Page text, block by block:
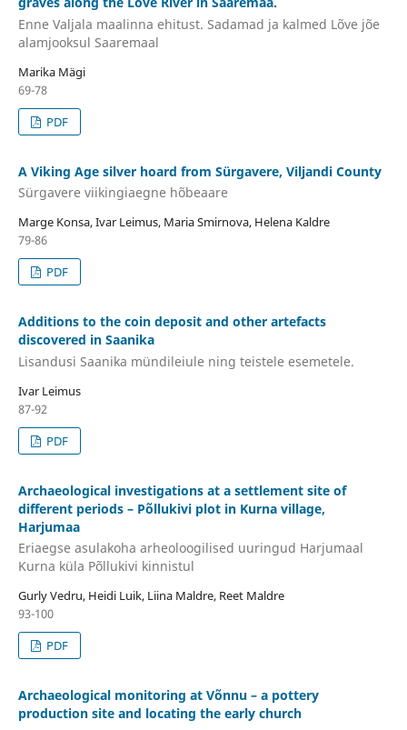
Enne Valjala maalinna ehitust. Sadamad ja kalmed Lõve jõe
alamjooksul Saaremaal
Marika Mägi
69-78
PDF
A Viking Age silver hoard from Sürgavere, Viljandi County
Sürgavere viikingiaegne hõbeaare
Marge Konsa, Ivar Leimus, Maria Smirnova, Helena Kaldre
79-86
PDF
Additions to the coin deposit and other artefacts
discovered in Saanika
Lisandusi Saanika mündileiule ning teistele esemetele.
Ivar Leimus
87-92
PDF
Archaeological investigations at a settlement site of
different periods – Põllukivi plot in Kurna village,
Harjumaa
Eriaegse asulakoha arheoloogilised uuringud Harjumaal
Kurna küla Põllukivi kinnistul
Gurly Vedru, Heidi Luik, Liina Maldre, Reet Maldre
93-100
PDF
Archaeological monitoring at Võnnu – a pottery
production site and locating the early church